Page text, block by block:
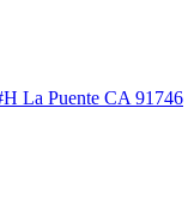
La Puente CA 91746